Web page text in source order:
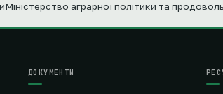
Міністерство аграрної політики та
ДОКУМЕНТИ